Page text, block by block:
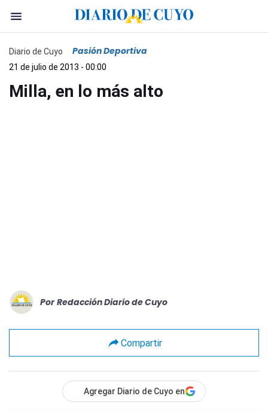
Diario de Cuyo Pasión Deportiva
21 de julio de 2013 - 00:00
Milla, en lo más alto
Por Redacción Diario de Cuyo
Compartir
Agregar Diario de Cuyo en